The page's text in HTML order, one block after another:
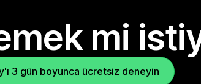
mi
3 gün boyunca ücretsiz deneyin